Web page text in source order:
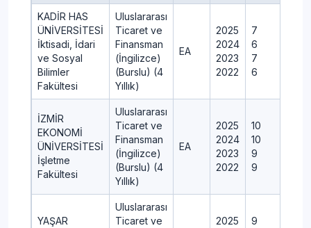
KADİR HAS
ÜNİVERSİTESİ
İktisadi, İdari
ve Sosyal
Bilimler
Fakültesi
Uluslararası
Ticaret ve
Finansman
(İngilizce)
(Burslu) (4
Yıllık)
EA
2025
2024
2023
2022
7
6
7
6
İZMİR
EKONOMİ
ÜNİVERSİTESİ
İşletme
Fakültesi
Uluslararası
Ticaret ve
Finansman
(İngilizce)
(Burslu) (4
Yıllık)
EA
2025
2024
2023
2022
10
10
9
9
YAŞAR
Uluslararası
Ticaret ve
2025
9